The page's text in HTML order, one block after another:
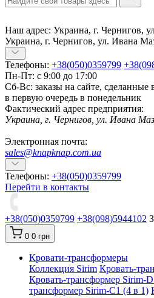
Наш адрес: Украина, г. Чернигов,
Украина, г. Чернигов, ул. Ивана
Телефоны: +38(050)0359799
Пн-Пт: с 9:00 до 17:00
Сб-Вс: заказы на сайте, сделанные
в первую очередь в понедельник
Фактический адрес предприятия:
Украина, г. Чернигов, ул. Ивана
Электронная почта:
sales@knapknap.com.ua
Телефоны: +38(050)0359799
Перейти в контакты
+38(050)0359799 +38(098)5944102
0 0 грн
Кровати-трансформеры
Коллекция Sirim Кровать-
Кровать-трансформер Sirim-
трансформер Sirim-C1 (4 в 1)